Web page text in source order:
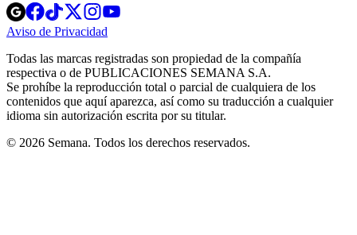
Opens
in
new
Opens
in
new
Opens
in
new
window
Opens
new
windowwindow
Aviso de Privacidad
new
window
Todas las marcas registradas son propiedad de la compañía
respectiva o de PUBLICACIONES SEMANA S.A.
Se prohíbe la reproducción total o parcial de cualquiera de los
contenidos que aquí aparezca, así como su traducción a cualquier
idioma sin autorización escrita por su titular.
© 2026 Semana. Todos los derechos reservados.